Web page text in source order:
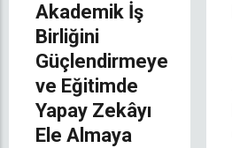
Akademik İş
Birliğini
Güçlendirmeye
ve Eğitimde
Yapay Zekâyı
Ele Almaya